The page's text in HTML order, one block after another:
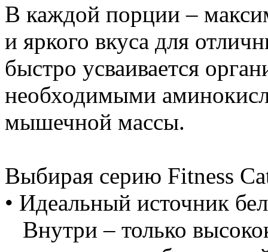
В каждой порции –
и яркого вкуса для
быстро усваивается
необходимыми
мышечной массы.
Выбирая серию Fitness
• Идеальный источник
Внутри – только